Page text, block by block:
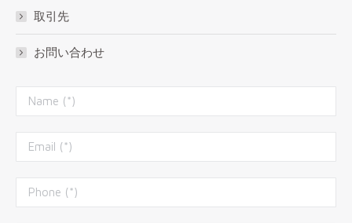
取引先
お問い合わせ